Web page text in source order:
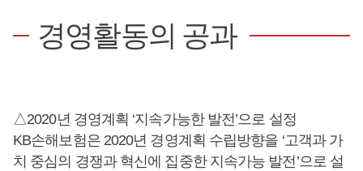
경영활동의 공과
△2020년 경영계획 ‘지속가능한 발전’으로 설정
KB손해보험은 2020년 경영계획 수립방향을 ‘고객과 가
치 중심의 경쟁과 혁신에 집중한 지속가능 발전’으로 설